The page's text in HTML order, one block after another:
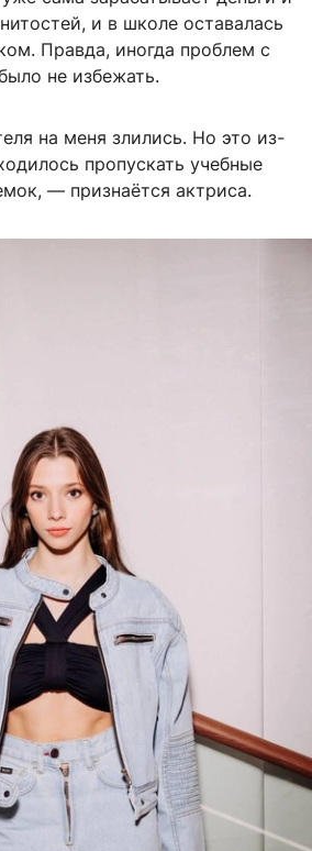
и в школе оставалась
Правда, иногда проблем с
не избежать.
на меня злились. Но это из-
пропускать учебные
— признаётся актриса.